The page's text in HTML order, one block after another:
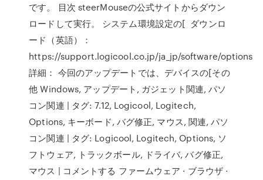
です。 目次 steerMouseの公式サイトからダウン
ロードして実行。 システム環境設定の[ ダウンロ
ード（英語）：
https://support.logicool.co.jp/ja_jp/software/options
詳細： 今回のアップデートでは、デバイスの[その
他 Windows, アップデート, ガジェット関連, パソ
コン関連 | タグ: 7.12, Logicool, Logitech,
Options, キーボード, バグ修正, マウス, 関連, パソ
コン関連 | タグ: Logicool, Logitech, Options, ソ
フトウェア, トラックボール, ドライバ, バグ修正,
マウス | コメントする ファームウェア · ブラウザ ·